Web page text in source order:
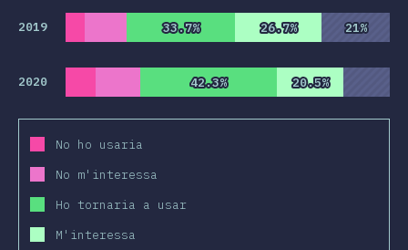
2019 33.7%
33.7% 26.7%
26.7% 21%
21%
2020 42.3%
42.3% 20.5%
20.5%
No ho usaria
No m'interessa
Ho tornaria a usar
M'interessa